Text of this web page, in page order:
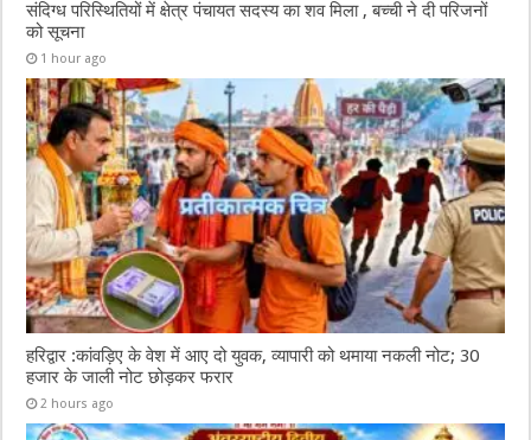
संदिग्ध परिस्थितियों में क्षेत्र पंचायत सदस्य का शव मिला , बच्ची ने दी परिजनों
को सूचना
1 hour ago
हरिद्वार :कांवड़िए के वेश में आए दो युवक, व्यापारी को थमाया नकली नोट; 30
हजार के जाली नोट छोड़कर फरार
2 hours ago